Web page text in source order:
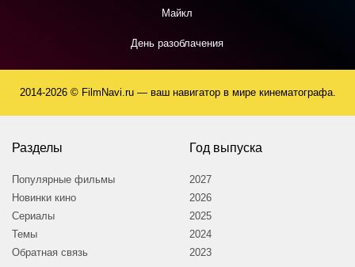
Майкл
День разоблачения
2014-2026 © FilmNavi.ru — ваш навигатор в мире кинематографа.
Разделы
Популярные фильмы
Новинки кино
Сериалы
Темы
Обратная связь
Год выпуска
2027
2026
2025
2024
2023